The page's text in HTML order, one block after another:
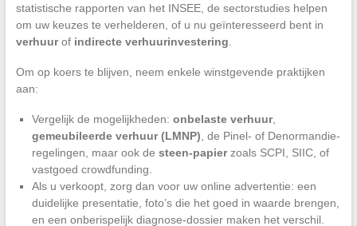
statistische rapporten van het INSEE, de sectorstudies helpen
om uw keuzes te verhelderen, of u nu geïnteresseerd bent in
verhuurof indirecte verhuurinvestering
Om op koers te blijven, neem enkele winstgevende praktijken
aan:
Vergelijk de mogelijkheden: onbelaste verhuur,
gemeubileerde verhuur (LMNP) , de Pinel- of Denormandie-
regelingen, maar ook de steen-papierzoals SCPI, SIIC, of
vastgoed crowdfunding.
Als u verkoopt, zorg dan voor uw online advertentie: een
duidelijke presentatie, foto’s die het goed in waarde brengen,
en een onberispelijk diagnose-dossier maken het verschil.